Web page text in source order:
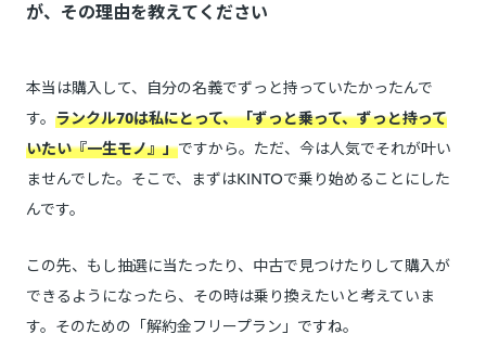
が、その理由を教えてください
本当は購入して、自分の名義でずっと持っていたかったんで
す。 ランクル70は私にとって、「ずっと乗って、ずっと持って
いたい『一生モノ』」ですから。ただ、今は人気でそれが叶い
ませんでした。そこで、まずはKINTOで乗り始めることにした
んです。
この先、もし抽選に当たったり、中古で見つけたりして購入が
できるようになったら、その時は乗り換えたいと考えていま
す。そのための「解約金フリープラン」ですね。